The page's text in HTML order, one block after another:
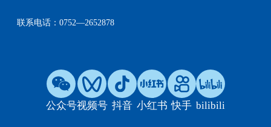
联系电话：0752—2652878
公众号视频号 抖音 小红书 快手 bilibili